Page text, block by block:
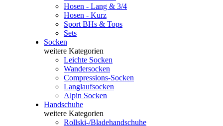
Hosen - Lang & 3/4
Hosen - Kurz
Sport BHs & Tops
Sets
Socken
weitere Kategorien
Leichte Socken
Wandersocken
Compressions-Socken
Langlaufsocken
Alpin Socken
Handschuhe
weitere Kategorien
Rollski-/Bladehandschuhe